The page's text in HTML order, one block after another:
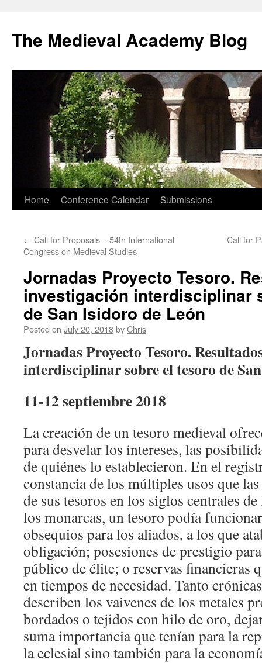
The Medieval Academy Blog
Skip
content
Home Conference Calendar Submissions
← Call for Proposals – 54th International
Congress on Medieval Studies
Call for
Jornadas Proyecto Tesoro.
investigación interdisciplinar
de San Isidoro de León
Posted on July 20, 2018byChris
Jornadas Proyecto Tesoro.
interdisciplinar sobre el tesoro de
11-12 septiembre 2018
La creación de un tesoro medieval
para desvelar los intereses, las
de quiénes lo establecieron. En el
constancia de los múltiples usos que
de sus tesoros en los siglos centrales
los monarcas, un tesoro podía
obsequios para los aliados, a los que
obligación; posesiones de prestigio
público de élite; o reservas financieras
en tiempos de necesidad. Tanto
describen los vaivenes de los metales
bordados o tejidos con hilo de oro,
suma importancia que tenían para la
la eclesial sino también para la